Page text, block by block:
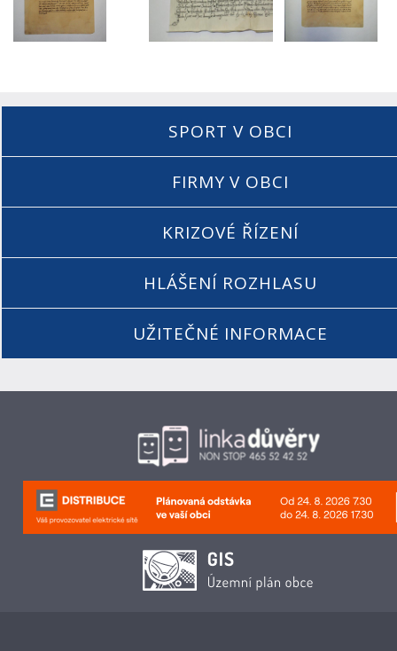
SPORT V OBCI
FIRMY V OBCI
KRIZOVÉ ŘÍZENÍ
HLÁŠENÍ ROZHLASU
UŽITEČNÉ INFORMACE